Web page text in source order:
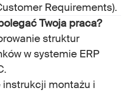
Requirements).
Twoja praca?
struktur
w systemie ERP
instrukcji montażu i